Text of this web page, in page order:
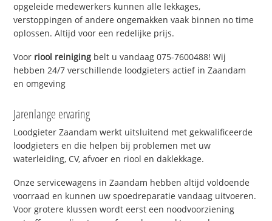
opgeleide medewerkers kunnen alle lekkages,
verstoppingen of andere ongemakken vaak binnen no time
oplossen. Altijd voor een redelijke prijs.
Voor riool reiniging belt u vandaag 075-7600488! Wij
hebben 24/7 verschillende loodgieters actief in Zaandam
en omgeving
Jarenlange ervaring
Loodgieter Zaandam werkt uitsluitend met gekwalificeerde
loodgieters en die helpen bij problemen met uw
waterleiding, CV, afvoer en riool en daklekkage.
Onze servicewagens in Zaandam hebben altijd voldoende
voorraad en kunnen uw spoedreparatie vandaag uitvoeren.
Voor grotere klussen wordt eerst een noodvoorziening